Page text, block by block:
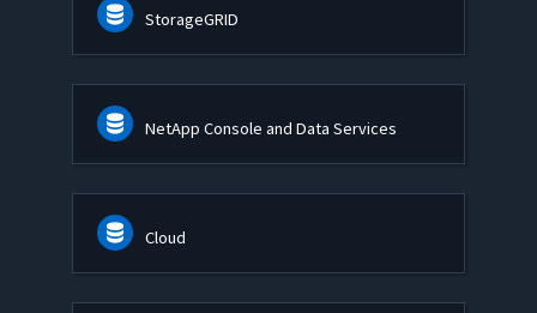
StorageGRID
NetApp Console and Data Services
Cloud